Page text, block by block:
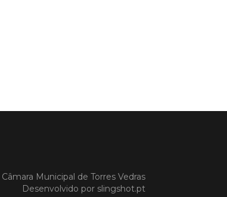
Câmara Municipal de Torres Vedras
Desenvolvido por slingshot.pt